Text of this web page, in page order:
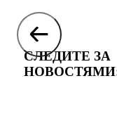
СЛЕДИТЕ ЗА